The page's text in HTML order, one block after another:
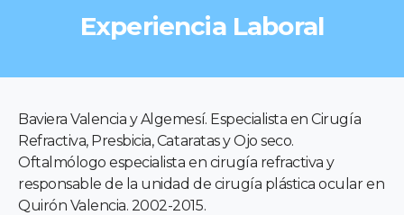
Experiencia Laboral
Baviera Valencia y Algemesí. Especialista en Cirugía
Refractiva, Presbicia, Cataratas y Ojo seco.
Oftalmólogo especialista en cirugía refractiva y
responsable de la unidad de cirugía plástica ocular en
Quirón Valencia. 2002-2015.